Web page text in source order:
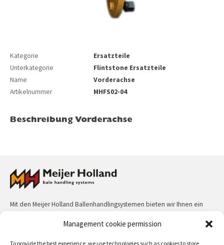
Management cookie permission
To provide the best experience, we use technologies such as cookies to store
Kategorie
Ersatzteile
Unterkategorie
Flintstone Ersatzteile
Name
Vorderachse
Artikelnummer
MHFS02-04
Beschreibung Vorderachse
Mit den Meijer Holland Ballenhandlingsystemen bieten wir Ihnen ein
gewickelte Stroh- und Heuballen und Sammlern für Stroh- und